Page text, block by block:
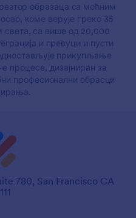
образаца са моћним
коме верује преко 35
са више од 20,000
и превуци и пусти
прикупљање
процесе, дизајниран за
професионални обрасци
780, San Francisco CA